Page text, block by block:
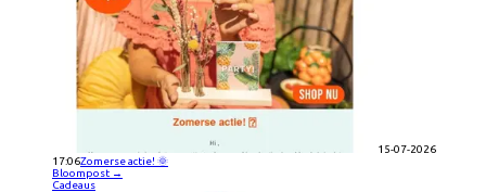
15-07-2026
17:06Zomerse actie! 🌞
Bloompost →
Cadeaus